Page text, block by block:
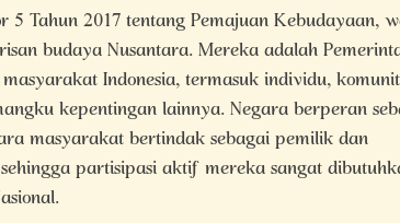
Tahun 2017 tentang Pemajuan Kebudayaan,
budaya Nusantara. Mereka adalah
Indonesia, termasuk individu,
kepentingan lainnya. Negara berperan
masyarakat bertindak sebagai pemilik dan
partisipasi aktif mereka sangat